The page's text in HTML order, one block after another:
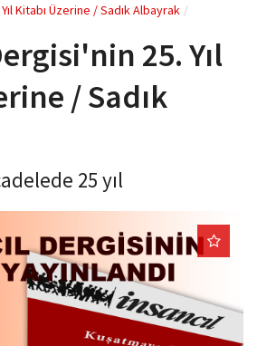
Kitabı Üzerine / Sadık Albayrak
25. Yıl
/ Sadık
25 yıl